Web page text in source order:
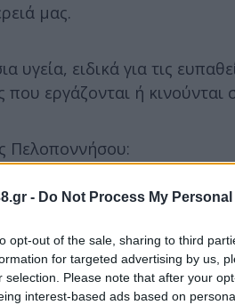
- Do Not Process My
opt-out of the sale, sharing to third
for targeted advertising by us,
selection. Please note that after your
interest-based ads based on
μας.
ειδικά για τις
εργάζονται ή
Πελοποννήσου:
ημέρας (11:00 – 17:00).
και τα βαριά γεύματα.
ηλίου –
υπάρχει κλιματισμός
Δήμοι.
γείτονες που ζουν μόνοι